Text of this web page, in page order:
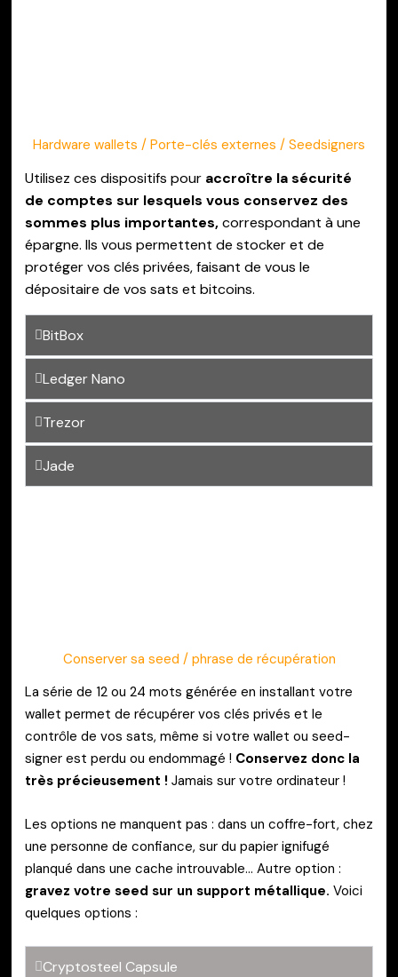
Hardware wallets / Porte-clés externes / Seedsigners
Utilisez ces dispositifs pour accroître la sécurité
de comptes sur lesquels vous conservez des
sommes plus importantes,correspondant à une
épargne. Ils vous permettent de stocker et de
protéger vos clés privées, faisant de vous le
dépositaire de vos sats et bitcoins.
BitBox
Ledger Nano
Trezor
Jade
Conserver sa seed / phrase de récupération
La série de 12 ou 24 mots générée en installant votre
wallet permet de récupérer vos clés privés et le
contrôle de vos sats, même si votre wallet ou seed-
signer est perdu ou endommagé ! Conservez donc la
très précieusement ! Jamais sur votre ordinateur !
Les options ne manquent pas : dans un coffre-fort, chez
une personne de confiance, sur du papier ignifugé
planqué dans une cache introuvable… Autre option :
gravez votre seed sur un support métallique. Voici
quelques options :
Cryptosteel Capsule